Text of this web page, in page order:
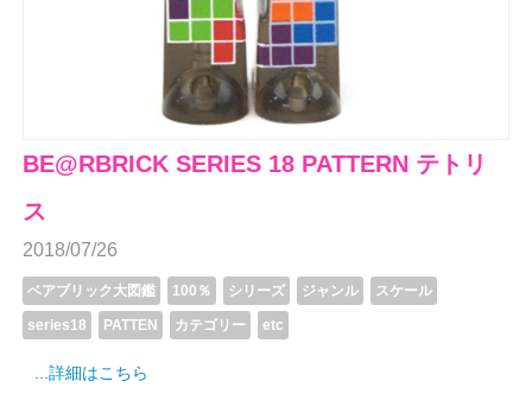
BE@RBRICK SERIES 18 PATTERN テトリ
ス
2018/07/26
ベアブリック大図鑑 100％ シリーズ ジャンル スケール
series18 PATTEN カテゴリー etc
...詳細はこちら